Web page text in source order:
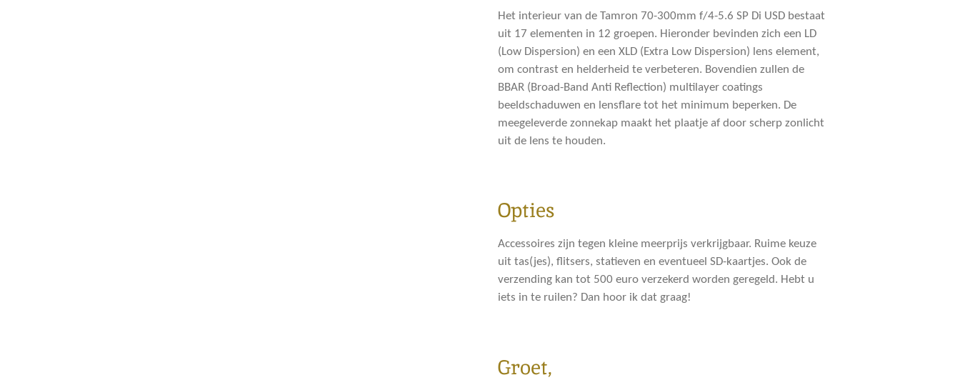
Het interieur van de Tamron 70-300mm f/4-5.6 SP Di USD bestaat
uit 17 elementen in 12 groepen. Hieronder bevinden zich een LD
(Low Dispersion) en een XLD (Extra Low Dispersion) lens element,
om contrast en helderheid te verbeteren. Bovendien zullen de
BBAR (Broad-Band Anti Reflection) multilayer coatings
beeldschaduwen en lensflare tot het minimum beperken. De
meegeleverde zonnekap maakt het plaatje af door scherp zonlicht
uit de lens te houden.
Opties
Accessoires zijn tegen kleine meerprijs verkrijgbaar. Ruime keuze
uit tas(jes), flitsers, statieven en eventueel SD-kaartjes. Ook de
verzending kan tot 500 euro verzekerd worden geregeld. Hebt u
iets in te ruilen? Dan hoor ik dat graag!
Groet,